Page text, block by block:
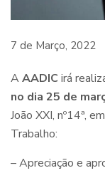
7 de Março, 2022
AAADIC irá
no dia 25 de
João XXI, nº14ª,
Trabalho:
– Apreciação e